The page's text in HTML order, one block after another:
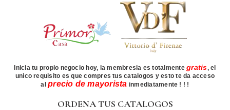
Inicia tu propio negocio hoy, la membresia es totalmentegratis, el
unico requisito es que compres tus catalogos y esto te da acceso
alprecio de mayorista inmediatamente ! ! !
ORDENA TUS CATALOGOS